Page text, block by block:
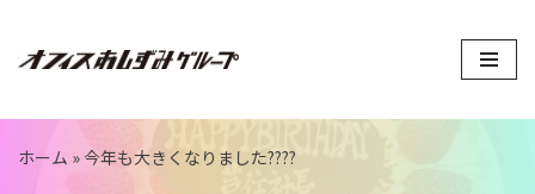
コ
テ
ン
ホーム » 今年も大きくなりました????